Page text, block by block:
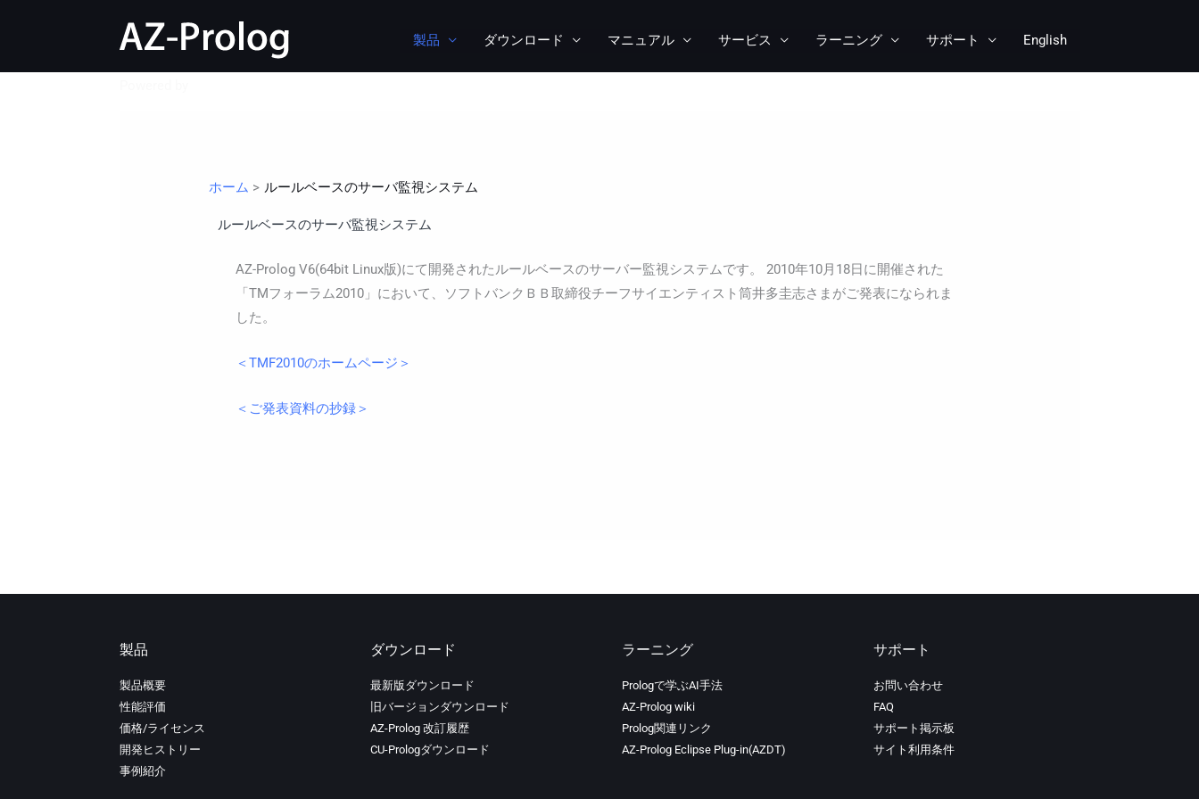
製品 ダウンロード マニュアル サービス ラーニング サポート English
ホーム ルールベースのサーバ監視システム
ルールベースのサーバ監視システム
AZ-Prolog V6(64bit Linux版)にて開発されたルールベースのサーバー監視システムです。 2010年10月18日に開催された
「TMフォーラム2010」において、ソフトバンクＢＢ取締役チーフサイエンティスト筒井多圭志さまがご発表になられま
した。
＜TMF2010のホームページ＞
＜ご発表資料の抄録＞
製品
製品概要
性能評価
価格/ライセンス
開発ヒストリー
事例紹介
ダウンロード
最新版ダウンロード
旧バージョンダウンロード
AZ-Prolog 改訂履歴
CU-Prologダウンロード
ラーニング
Prologで学ぶAI手法
AZ-Prolog wiki
Prolog関連リンク
AZ-Prolog Eclipse Plug-in(AZDT)
サポート
お問い合わせ
FAQ
サポート掲示板
サイト利用条件